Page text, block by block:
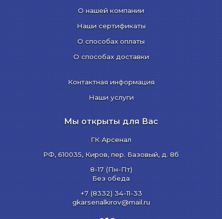
О нашей компании
Наши сертификаты
О способах оплаты
О способах доставки
Контактная информация
Наши услуги
Мы открыты для Вас
ГК Арсенал
РФ, 610035, Киров, пер. Базовый, д. 8б
8-17 (Пн-Пт)
Без обеда
+7 (8332) 34-11-33
gkarsenalkirov@mail.ru